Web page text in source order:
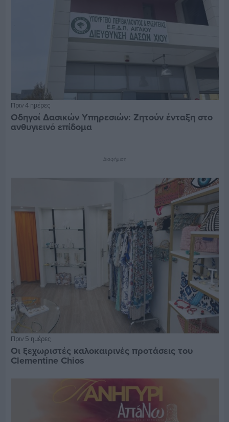
Πριν 4 ημέρες
Οδηγοί Δασικών Υπηρεσιών: Ζητούν ένταξη στο
ανθυγιεινό επίδομα
Διαφήμιση
Πριν 5 ημέρες
Οι ξεχωριστές καλοκαιρινές προτάσεις του
Clementine Chios